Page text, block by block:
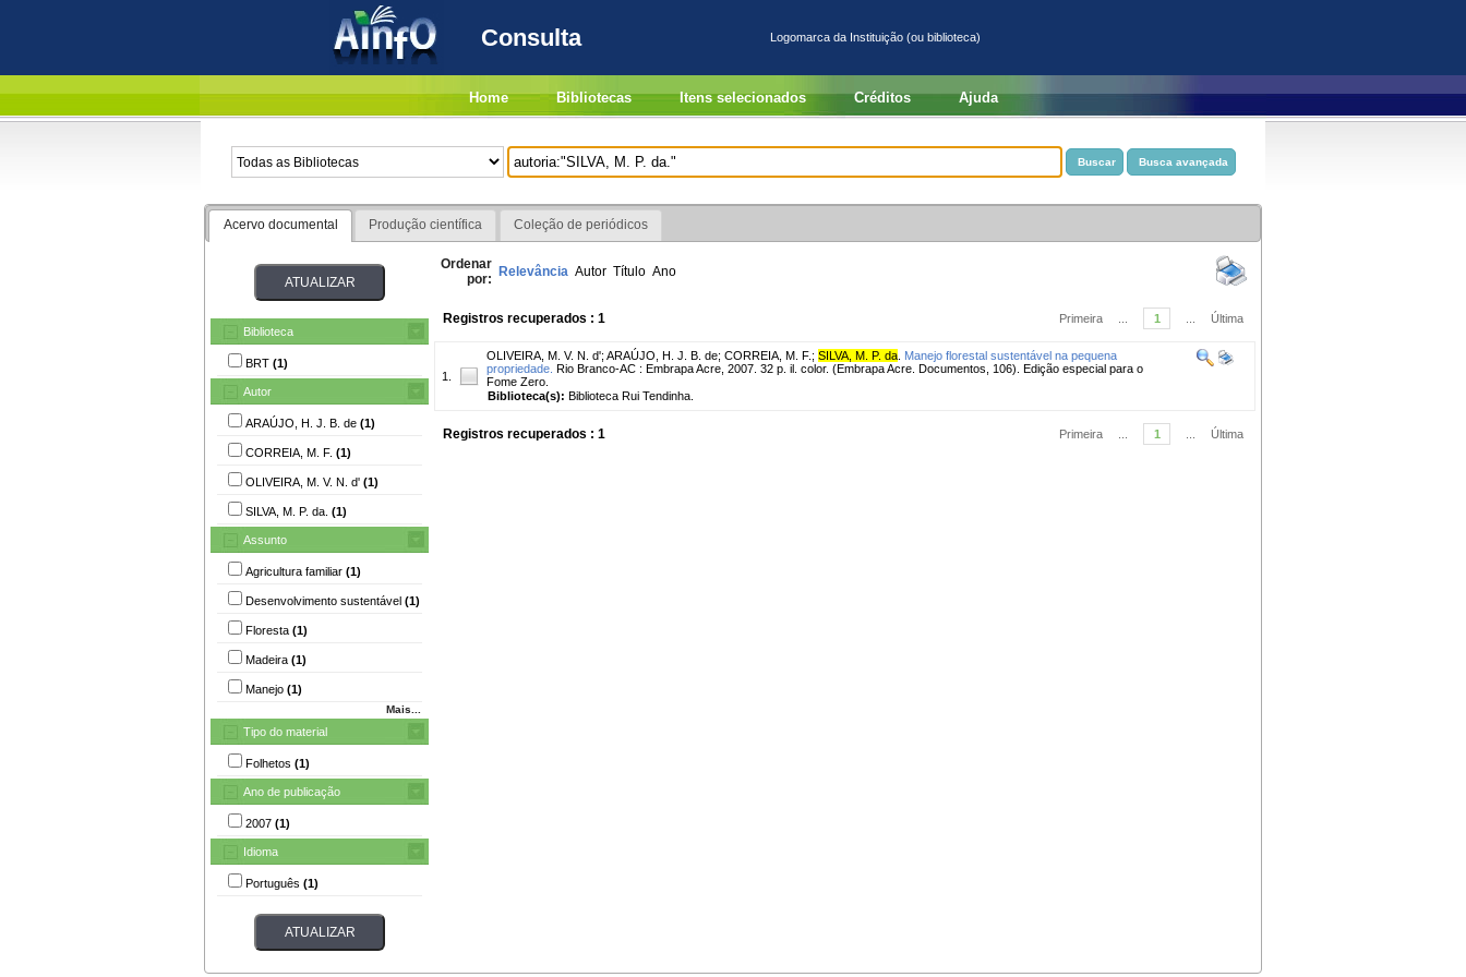
Consulta Logomarca da Instituição (ou biblioteca)
Home Bibliotecas Itens selecionados Créditos Ajuda
Acervo documental Produção científica Coleção de periódicos
Biblioteca
BRT (1)
Autor
ARAÚJO, H. J. B. de (1)
CORREIA, M. F. (1)
OLIVEIRA, M. V. N. d' (1)
SILVA, M. P. da. (1)
Assunto
Agricultura familiar (1)
Desenvolvimento sustentável (1)
Floresta (1)
Madeira (1)
Manejo (1)
Mais...
Tipo do material
Folhetos (1)
Ano de publicação
2007 (1)
Idioma
Português (1)
Ordenar
por: Relevância Autor Título Ano
Registros recuperados : 1 Primeira 1 Última
1.
OLIVEIRA, M. V. N. d'; ARAÚJO, H. J. B. de; CORREIA, M. F. ; SILVA, M. P. da Manejo florestal sustentável na pequena
propriedade. Rio Branco-AC : Embrapa Acre, 2007. 32 p. il. color. (Embrapa Acre. Documentos, 106). Edição especial para o
Fome Zero.
Biblioteca(s): Biblioteca Rui Tendinha.
Registros recuperados : 1 Primeira 1 Última